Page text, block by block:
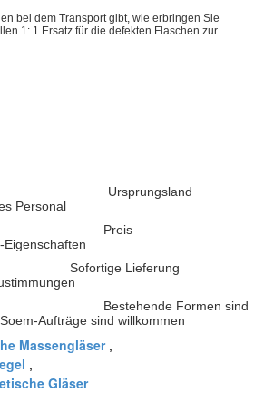
bei dem Transport gibt, wie erbringen Sie
1: 1 Ersatz für die defekten Flaschen zur
Ursprungsland
Preis
Sofortige Lieferung
Formen sind
sind willkommen
Massengläser,
,
Gläser